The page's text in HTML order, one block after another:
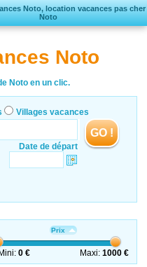
Noto, location vacances pas cher
Noto
Noto
Noto en un clic.
Villages vacances
Date de départ
GO !
Prix
Mini:0 € Maxi: 1000 €